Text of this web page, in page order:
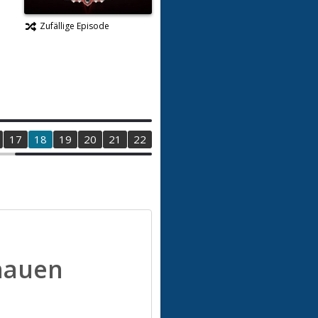
Zufällige Episode
17 18 19 20 21
22